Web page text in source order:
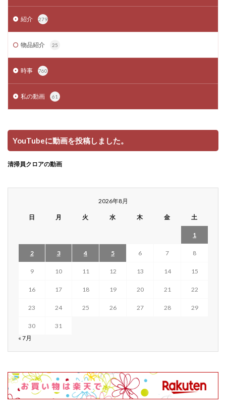
紹介 279
物品紹介 25
時事 760
私の動画 61
YouTubeに動画を投稿しました。
清掃員クロアの動画
2026年8月
日 月 火 水 木 金 土
1
2 3 4 5 6 7 8
9 10 11 12 13 14 15
16 17 18 19 20 21 22
23 24 25 26 27 28 29
30
31
« 7月